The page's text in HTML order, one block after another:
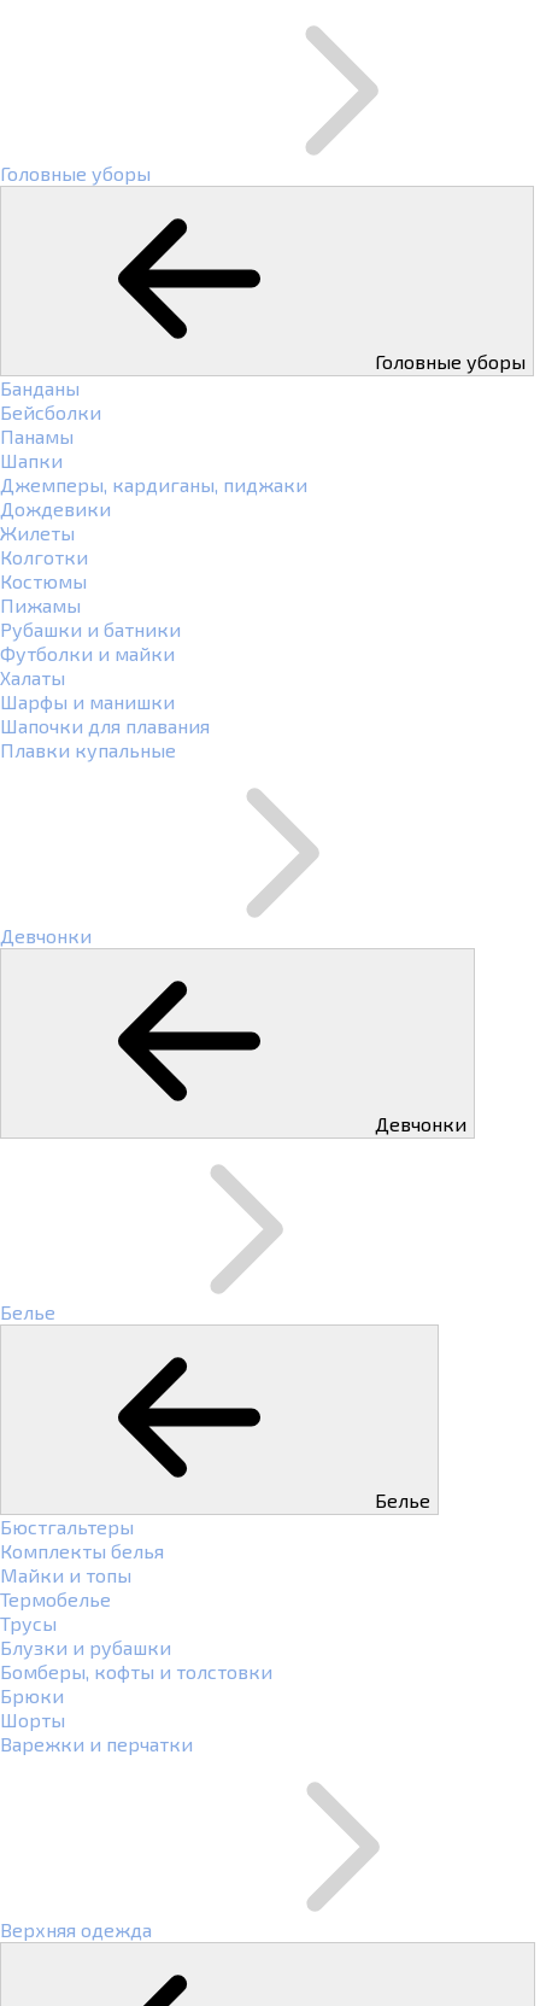
Головные уборы
Головные уборы
Банданы
Бейсболки
Панамы
Шапки
Джемперы, кардиганы, пиджаки
Дождевики
Жилеты
Колготки
Костюмы
Пижамы
Рубашки и батники
Футболки и майки
Халаты
Шарфы и манишки
Шапочки для плавания
Плавки купальные
Девчонки
Девчонки
Белье
Белье
Бюстгальтеры
Комплекты белья
Майки и топы
Термобелье
Трусы
Блузки и рубашки
Бомберы, кофты и толстовки
Брюки
Шорты
Варежки и перчатки
Верхняя одежда